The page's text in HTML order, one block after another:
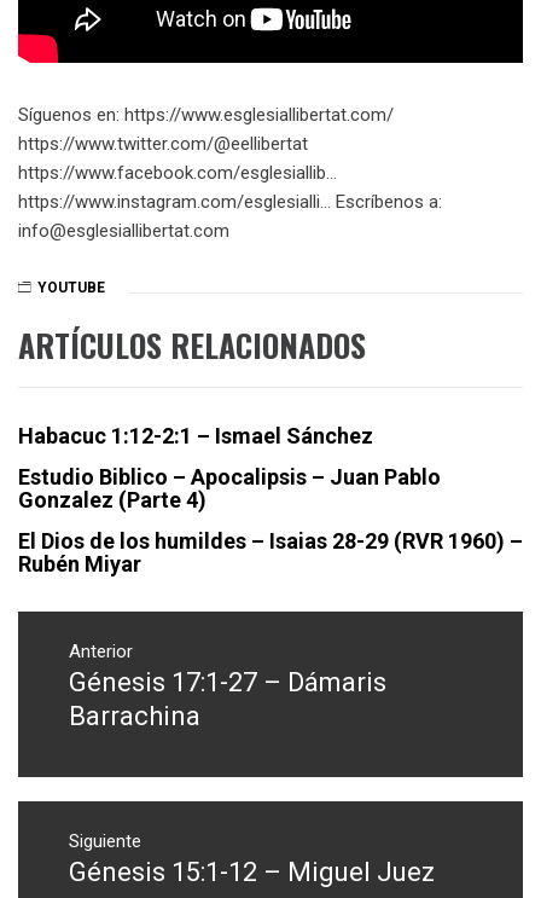
Síguenos en: https://www.esglesiallibertat.com/​​​
https://www.twitter.com/@eellibertat​​​
https://www.facebook.com/esglesiallib…​
https://www.instagram.com/esglesialli…​ Escríbenos a:
info@esglesiallibertat.com
YOUTUBE
ARTÍCULOS RELACIONADOS
Habacuc 1:12-2:1 – Ismael Sánchez
Estudio Biblico – Apocalipsis – Juan Pablo
Gonzalez (Parte 4)
El Dios de los humildes – Isaias 28-29 (RVR 1960) –
Rubén Miyar
Navegación
entradas
Anterior
Entrada
anterior:
Génesis 17:1-27 – Dámaris
Barrachina
Siguiente
Entrada
Génesis 15:1-12 – Miguel Juez